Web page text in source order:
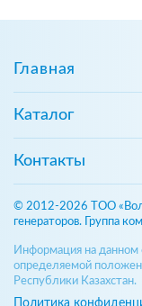
Главная
Каталог
Контакты
© 2012-2026 ТОО
генераторов. Группа
Информация на данном
определяемой
Республики Казахстан.
Политика